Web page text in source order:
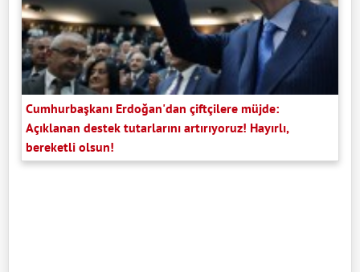
Cumhurbaşkanı Erdoğan'dan çiftçilere müjde:
Açıklanan destek tutarlarını artırıyoruz! Hayırlı,
bereketli olsun!